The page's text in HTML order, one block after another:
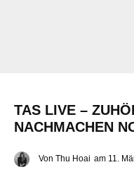
TAS LIVE –
NACHMACHEN
Von Thu Hoai am 11.